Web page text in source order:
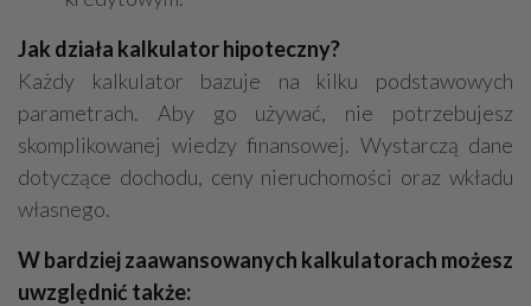
Jak działa kalkulator hipoteczny?
Każdy kalkulator bazuje na kilku podstawowych
parametrach. Aby go używać, nie potrzebujesz
skomplikowanej wiedzy finansowej. Wystarczą dane
dotyczące dochodu, ceny nieruchomości oraz wkładu
własnego.
W bardziej zaawansowanych kalkulatorach możesz
uwzględnić także: